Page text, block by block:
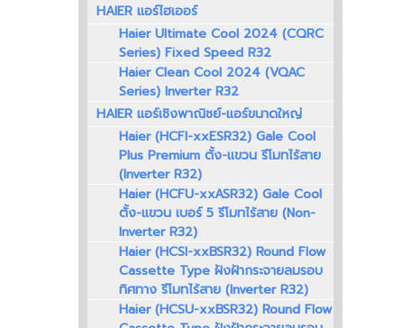
HAIER แอร์ไฮเออร์
Haier Ultimate Cool 2024 (CQRC
Series) Fixed Speed R32
Haier Clean Cool 2024 (VQAC
Series) Inverter R32
HAIER แอร์เชิงพาณิชย์-แอร์ขนาดใหญ่
Haier (HCFI-xxESR32) Gale Cool
Plus Premium ตั้ง-แขวน รีโมทไร้สาย
(Inverter R32)
Haier (HCFU-xxASR32) Gale Cool
ตั้ง-แขวน เบอร์ 5 รีโมทไร้สาย (Non-
Inverter R32)
Haier (HCSI-xxBSR32) Round Flow
Cassette Type ฝังฝ้ากระจายลมรอบ
ทิศทาง รีโมทไร้สาย (Inverter R32)
Haier (HCSU-xxBSR32) Round Flow